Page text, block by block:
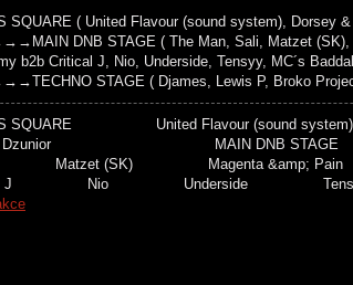
SQUARE ( United Flavour (sound system), Dorsey
DNB STAGE ( The Man, Sali, Matzet (SK),
b2b Critical J, Nio, Underside, Tensyy, MC´s
STAGE ( Djames, Lewis P, Broko
SQUARE United Flavour (sound
Dzunior MAIN DNB
(SK) Magenta &amp;
J Nio Underside